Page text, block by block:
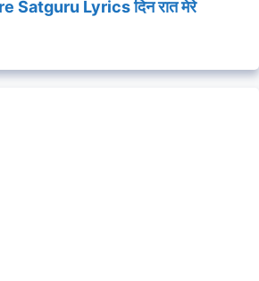
Satguru Lyrics दिन रात मेरे